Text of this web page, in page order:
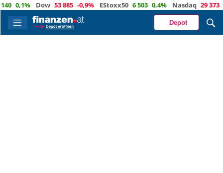
0,1% Dow 53 885 -0,9% EStoxx50 6 503 0,4% Nasdaq 29 373 -
Depot